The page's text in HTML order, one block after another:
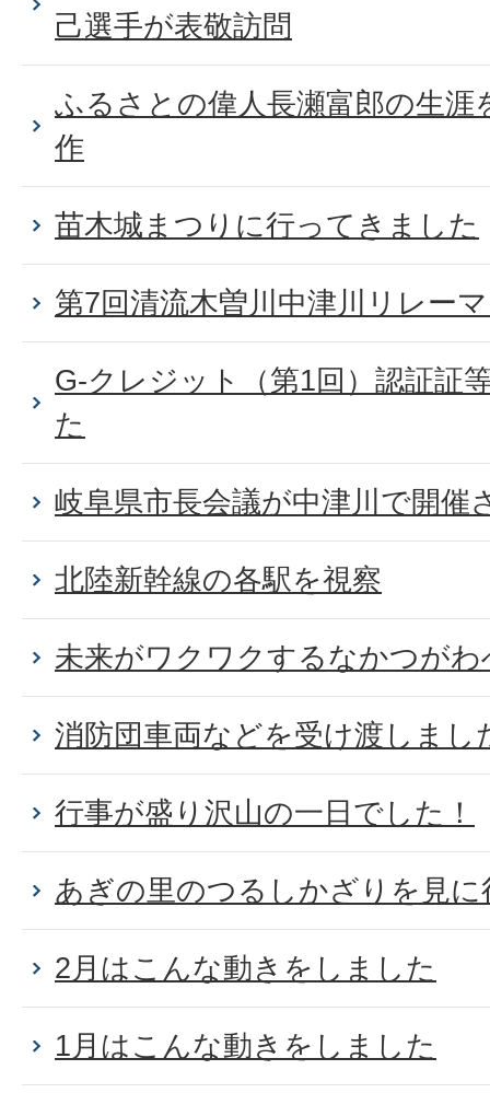
己選手が表敬訪問
ふるさとの偉人長瀬富郎の生涯
作
苗木城まつりに行ってきました
第7回清流木曽川中津川リレー
G-クレジット（第1回）認証証
た
岐阜県市長会議が中津川で開催
北陸新幹線の各駅を視察
未来がワクワクするなかつがわ
消防団車両などを受け渡しまし
行事が盛り沢山の一日でした！
あぎの里のつるしかざりを見
2月はこんな動きをしました
1月はこんな動きをしました